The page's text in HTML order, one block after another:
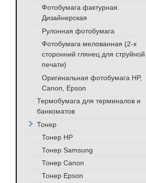
Фотобумага фактурная.
Дизайнерская
Рулонная фотобумага
Фотобумага мелованная (2-х
сторонний глянец для струйной
печати)
Оригинальная фотобумага HP,
Canon, Epson
Термобумага для терминалов и
банкоматов
Тонер
Тонер HP
Тонер Samsung
Тонер Canon
Тонер Epson